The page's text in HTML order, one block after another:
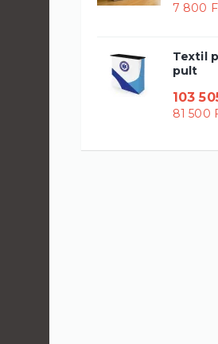
7 800
Textil
pult
103
81 500